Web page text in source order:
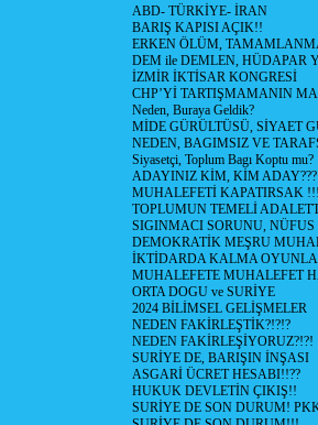
ABD- TÜRKİYE- İRAN
BARIŞ KAPISI AÇIK!!
ERKEN ÖLÜM,
DEM ile DEMLEN, HÜDAPAR
İZMİR İKTİSAR KONGRESİ
CHP’Yİ TARTIŞMAMANIN
Neden, Buraya Geldik?
MİDE GÜRÜLTÜSÜ, SİYAET
NEDEN, BAGIMSIZ VE
Siyasetçi, Toplum Bagı Koptu mu?
ADAYINIZ KİM, KİM ADAY???
MUHALEFETİ KAPATIRSAK
TOPLUMUN TEMELİ
SIGINMACI SORUNU,
DEMOKRATİK MEŞRU
İKTİDARDA KALMA
MUHALEFETE MUHALEFET
ORTA DOGU ve SURİYE
2024 BİLİMSEL GELİŞMELER
NEDEN FAKİRLEŞTİK?!?!?
NEDEN FAKİRLEŞİYORUZ?!?!
SURİYE DE, BARIŞIN İNŞASI
ASGARİ ÜCRET HESABI!!??
HUKUK DEVLETİN ÇIKIŞ!!
SURİYE DE SON DURUM!